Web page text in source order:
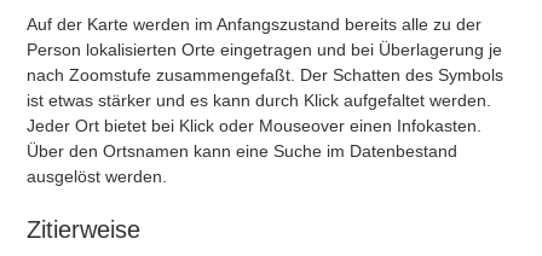
Auf der Karte werden im Anfangszustand bereits alle zu der
Person lokalisierten Orte eingetragen und bei Überlagerung je
nach Zoomstufe zusammengefaßt. Der Schatten des Symbols
ist etwas stärker und es kann durch Klick aufgefaltet werden.
Jeder Ort bietet bei Klick oder Mouseover einen Infokasten.
Über den Ortsnamen kann eine Suche im Datenbestand
ausgelöst werden.
Zitierweise